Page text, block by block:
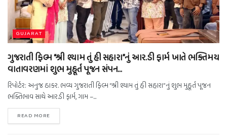
GUJARAT
ગુજરાતી ફિલ્મ “શ્રી શ્યામ તું હી સહારા”નું આર.ડી ફાર્મ ખાતે ભક્તિમય
વાતાવરણમાં શુભ મુહૂર્ત પૂજન સંપન…
રિપોર્ટર: અનુજ ઠાકર. ભવ્ય ગુજરાતી ફિલ્મ “શ્રી શ્યામ તું હી સહારા”નું શુભ મુહૂર્ત પૂજન
ભક્તિભાવ સાથે આર.ડી ફાર્મ, ગામ –...
READ MORE